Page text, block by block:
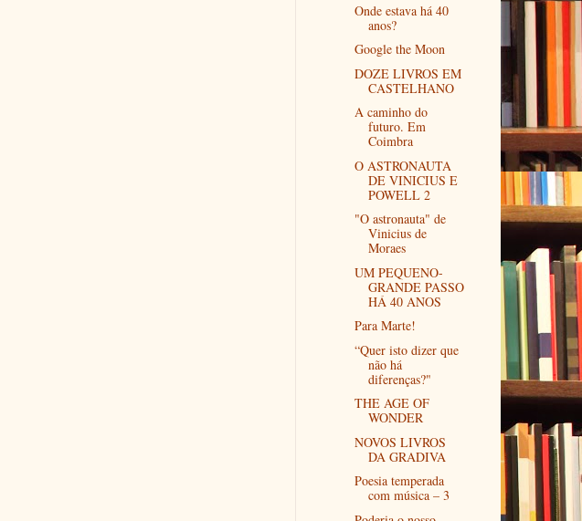
Onde estava há 40
anos?
Google the Moon
DOZE LIVROS EM
CASTELHANO
A caminho do
futuro. Em
Coimbra
O ASTRONAUTA
DE VINICIUS E
POWELL 2
"O astronauta" de
Vinicius de
Moraes
UM PEQUENO-
GRANDE PASSO
HÁ 40 ANOS
Para Marte!
“Quer isto dizer que
não há
diferenças?"
THE AGE OF
WONDER
NOVOS LIVROS
DA GRADIVA
Poesia temperada
com música – 3